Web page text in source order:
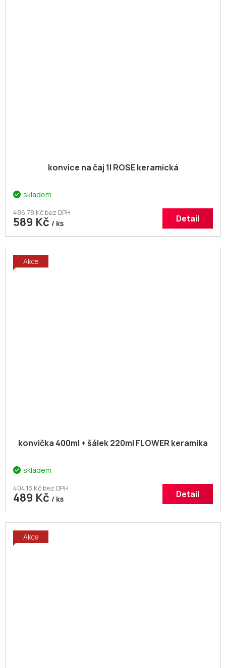
konvice na čaj 1l ROSE keramická
skladem
486,78 Kč bez DPH
589 Kč / ks Detail
Akce
konvička 400ml + šálek 220ml FLOWER keramika
skladem
404,13 Kč bez DPH
489 Kč / ks Detail
Akce